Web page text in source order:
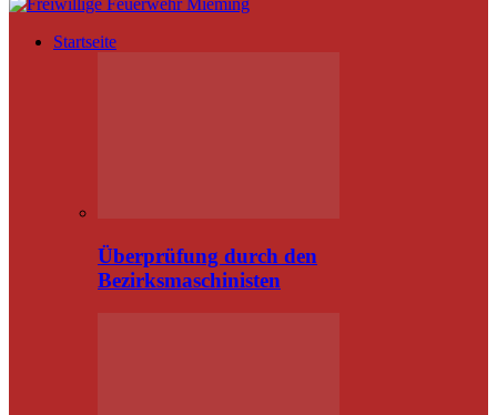
Startseite
Überprüfung durch den
Bezirksmaschinisten